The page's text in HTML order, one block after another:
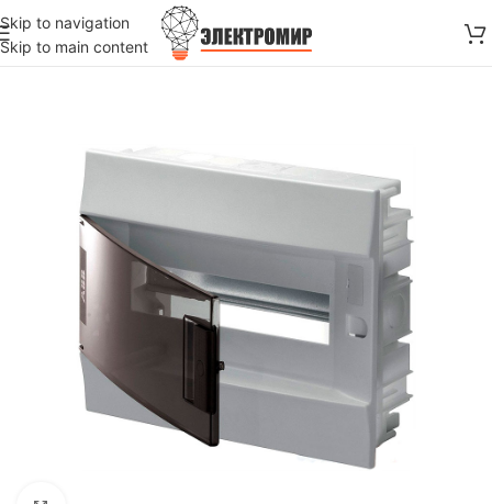
Skip to navigation
Skip to main content